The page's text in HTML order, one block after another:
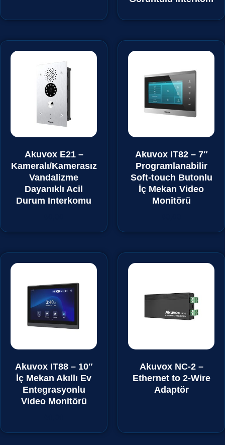
Akuvox E21 –
Kameralı/Kamerasız
Vandalizme
Dayanıklı Acil
Durum Interkomu
Akuvox IT82 – 7″
Programlanabilir
Soft-touch Butonlu
İç Mekan Video
Monitörü
Akuvox IT88 – 10″
İç Mekan Akıllı Ev
Entegrasyonlu
Video Monitörü
Akuvox NC-2 –
Ethernet to 2-Wire
Adaptör